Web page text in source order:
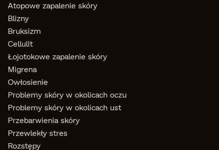
Atopowe zapalenie skóry
Blizny
Bruksizm
Cellulit
Łojotokowe zapalenie skóry
Migrena
Owłosienie
Problemy skóry w okolicach oczu
Problemy skóry w okolicach ust
Przebarwienia skóry
Przewlekły stres
Rozstępy